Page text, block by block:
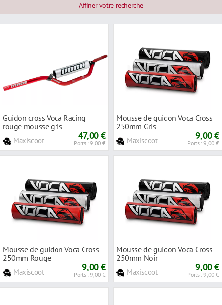
Affiner votre recherche
Guidon cross Voca Racing
rouge mousse gris
Maxiscoot 47,00 €
Ports : 9,00 €
Mousse de guidon Voca Cross
250mm Gris
Maxiscoot 9,00 €
Ports : 9,00 €
Mousse de guidon Voca Cross
250mm Rouge
Maxiscoot 9,00 €
Ports : 9,00 €
Mousse de guidon Voca Cross
250mm Noir
Maxiscoot 9,00 €
Ports : 9,00 €